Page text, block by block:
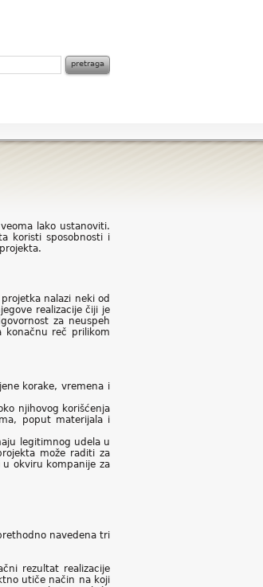
lako ustanoviti.
koristi sposobnosti i
nalazi neki od
realizacije čiji je
za neuspeh
konačnu reč prilikom
korake, vremena i
njihovog korišćenja
poput materijala i
legitimnog udela u
može raditi za
okviru kompanije za
navedena tri
rezultat realizacije
utiče način na koji